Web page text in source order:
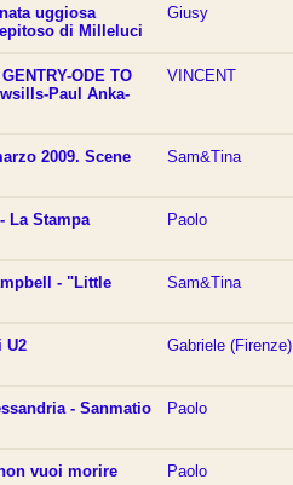
uggiosa
di Milleluci
Giusy
ODE TO
Paul Anka-
VINCENT
2009. Scene
Sam&Tina
La Stampa
Paolo
- "Little
Sam&Tina
U2 Gabriele (Firenze)
- Sanmatio Paolo
vuoi morire Paolo